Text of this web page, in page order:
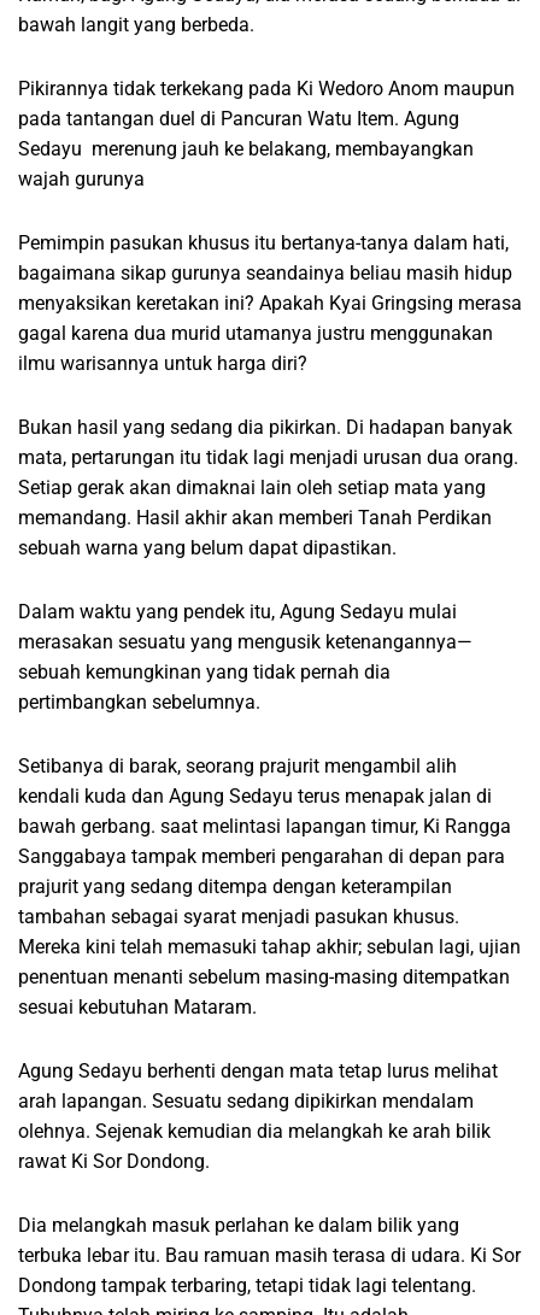
bawah langit yang berbeda.
Pikirannya tidak terkekang pada Ki Wedoro Anom maupun
pada tantangan duel di Pancuran Watu Item. Agung
Sedayu merenung jauh ke belakang, membayangkan
wajah gurunya
Pemimpin pasukan khusus itu bertanya-tanya dalam hati,
bagaimana sikap gurunya seandainya beliau masih hidup
menyaksikan keretakan ini? Apakah Kyai Gringsing merasa
gagal karena dua murid utamanya justru menggunakan
ilmu warisannya untuk harga diri?
Bukan hasil yang sedang dia pikirkan. Di hadapan banyak
mata, pertarungan itu tidak lagi menjadi urusan dua orang.
Setiap gerak akan dimaknai lain oleh setiap mata yang
memandang. Hasil akhir akan memberi Tanah Perdikan
sebuah warna yang belum dapat dipastikan.
Dalam waktu yang pendek itu, Agung Sedayu mulai
merasakan sesuatu yang mengusik ketenangannya—
sebuah kemungkinan yang tidak pernah dia
pertimbangkan sebelumnya.
Setibanya di barak, seorang prajurit mengambil alih
kendali kuda dan Agung Sedayu terus menapak jalan di
bawah gerbang. saat melintasi lapangan timur, Ki Rangga
Sanggabaya tampak memberi pengarahan di depan para
prajurit yang sedang ditempa dengan keterampilan
tambahan sebagai syarat menjadi pasukan khusus.
Mereka kini telah memasuki tahap akhir; sebulan lagi, ujian
penentuan menanti sebelum masing-masing ditempatkan
sesuai kebutuhan Mataram.
Agung Sedayu berhenti dengan mata tetap lurus melihat
arah lapangan. Sesuatu sedang dipikirkan mendalam
olehnya. Sejenak kemudian dia melangkah ke arah bilik
rawat Ki Sor Dondong.
Dia melangkah masuk perlahan ke dalam bilik yang
terbuka lebar itu. Bau ramuan masih terasa di udara. Ki Sor
Dondong tampak terbaring, tetapi tidak lagi telentang.